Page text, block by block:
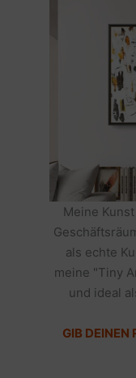
Meine
als echte
meine "Tiny
und ideal
GIB DEINEN